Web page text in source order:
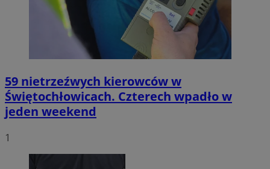
59 nietrzeźwych kierowców w
Świętochłowicach. Czterech wpadło w
jeden weekend
1